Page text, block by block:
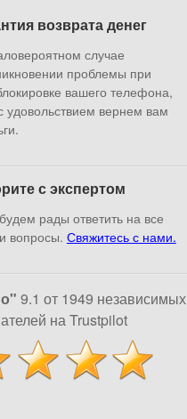
возврата денег
случае
проблемы при
вашего телефона,
удовольствием вернем вам
с экспертом
рады ответить на все
вопросы. Свяжитесь с нами.
9.1 от 1949 независимых
на Trustpilot